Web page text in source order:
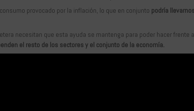
provocado por la inflación, lo que en conjunto podría
necesitan que esta ayuda se mantenga para poder hacer frente
el resto de los sectores y el conjunto de la economía.